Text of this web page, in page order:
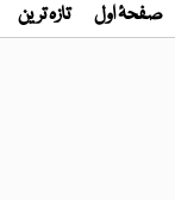
صفحۂ اول تازہ ترین